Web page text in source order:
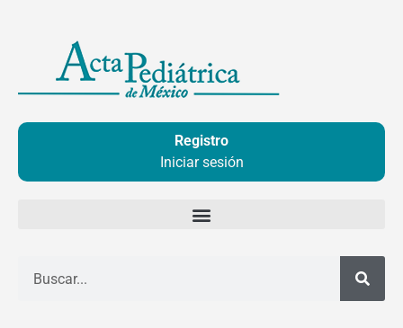
contenido
Registro
Iniciar sesión